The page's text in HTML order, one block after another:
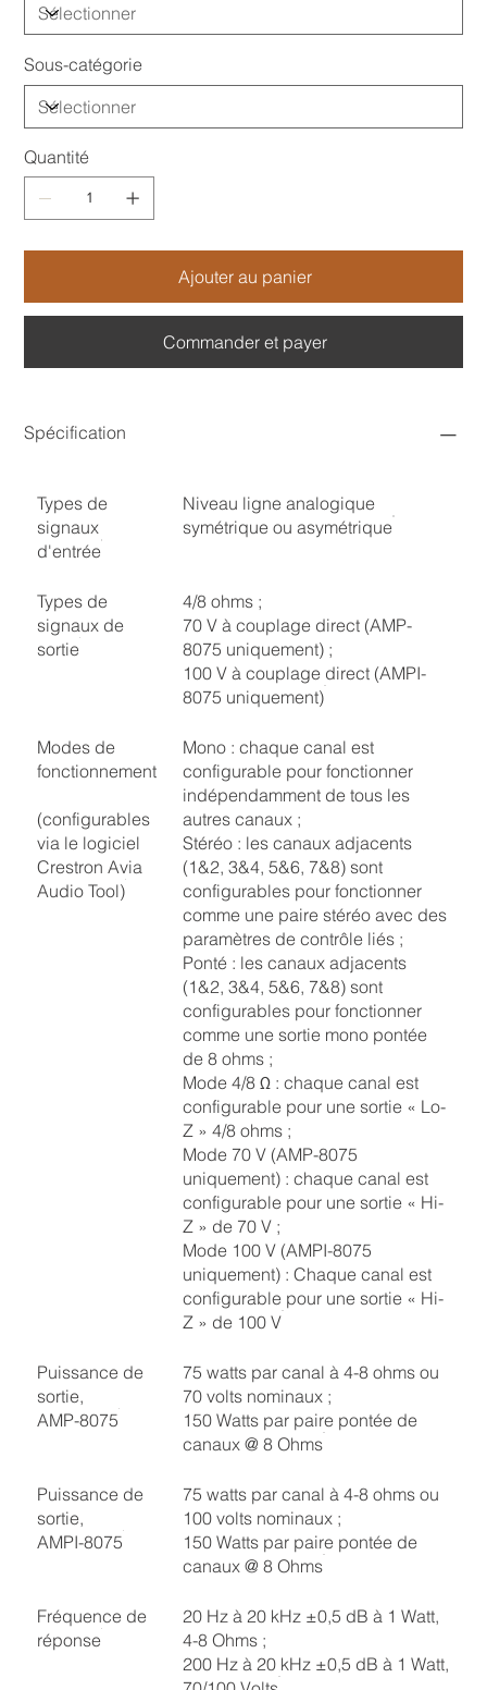
Sous-catégorie
Quantité
Ajouter au panier
Commander et payer
Spécification
Types de
signaux
d'entrée
Niveau ligne analogique
symétrique ou asymétrique
Types de
signaux de
sortie
4/8 ohms ;
70 V à couplage direct (AMP-
8075 uniquement) ;
100 V à couplage direct (AMPI-
8075 uniquement)
Modes de
fonctionnement
(configurables
via le logiciel
Crestron Avia
Audio Tool)
Mono : chaque canal est
configurable pour fonctionner
indépendamment de tous les
autres canaux ;
Stéréo : les canaux adjacents
(1&2, 3&4, 5&6, 7&8) sont
configurables pour fonctionner
comme une paire stéréo avec des
paramètres de contrôle liés ;
Ponté : les canaux adjacents
(1&2, 3&4, 5&6, 7&8) sont
configurables pour fonctionner
comme une sortie mono pontée
de 8 ohms ;
Mode 4/8 Ω : chaque canal est
configurable pour une sortie « Lo-
Z » 4/8 ohms ;
Mode 70 V (AMP-8075
uniquement) : chaque canal est
configurable pour une sortie « Hi-
Z » de 70 V ;
Mode 100 V (AMPI-8075
uniquement) : Chaque canal est
configurable pour une sortie « Hi-
Z » de 100 V
Puissance de
sortie,
AMP-8075
75 watts par canal à 4-8 ohms ou
70 volts nominaux ;
150 Watts par paire pontée de
canaux @ 8 Ohms
Puissance de
sortie,
AMPI-8075
75 watts par canal à 4-8 ohms ou
100 volts nominaux ;
150 Watts par paire pontée de
canaux @ 8 Ohms
Fréquence de
réponse
20 Hz à 20 kHz ±0,5 dB à 1 Watt,
4-8 Ohms ;
200 Hz à 20 kHz ±0,5 dB à 1 Watt,